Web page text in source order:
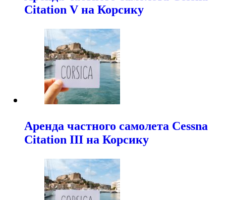
Citation V на Корсику
Аренда частного самолета Cessna
Citation III на Корсику